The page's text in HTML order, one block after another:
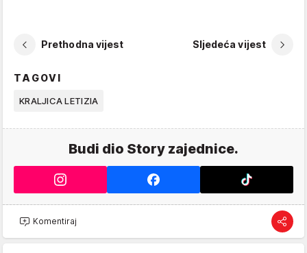
Prethodna vijest Sljedeća vijest
TAGOVI
KRALJICA LETIZIA
Budi dio Story zajednice.
Komentiraj